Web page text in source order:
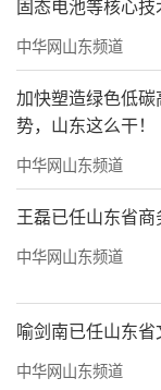
固态电池等核心
中华网山东频道
加快塑造绿色低
势，山东这么干！
中华网山东频道
王磊已任山东省
中华网山东频道
喻剑南已任山东
中华网山东频道